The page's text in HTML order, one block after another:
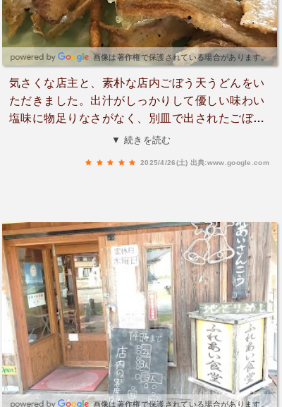
画像は著作権で保護されている場合があります。
気さくな店主と、素朴な店内ごぼう天うどんをい
ただきました。出汁がしっかりして優しい味わい
塩味に物足りなさがなく、別皿で出されたごぼう
天との相性も良く満足の一杯でした。
▼ 続きを読む
2025/4/26(土) 出典:www.google.com
画像は著作権で保護されている場合があります。